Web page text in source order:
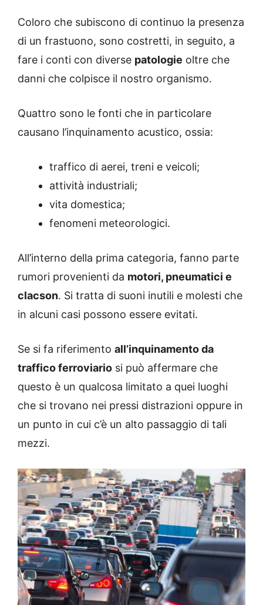
Coloro che subiscono di continuo la presenza
di un frastuono, sono costretti, in seguito, a
fare i conti con diverse patologie oltre che
danni che colpisce il nostro organismo.
Quattro sono le fonti che in particolare
causano l’inquinamento acustico, ossia:
traffico di aerei, treni e veicoli;
attività industriali;
vita domestica;
fenomeni meteorologici.
All’interno della prima categoria, fanno parte
rumori provenienti da motori, pneumatici e
clacson. Si tratta di suoni inutili e molesti che
in alcuni casi possono essere evitati.
Se si fa riferimento all’inquinamento da
traffico ferroviario si può affermare che
questo è un qualcosa limitato a quei luoghi
che si trovano nei pressi distrazioni oppure in
un punto in cui c’è un alto passaggio di tali
mezzi.